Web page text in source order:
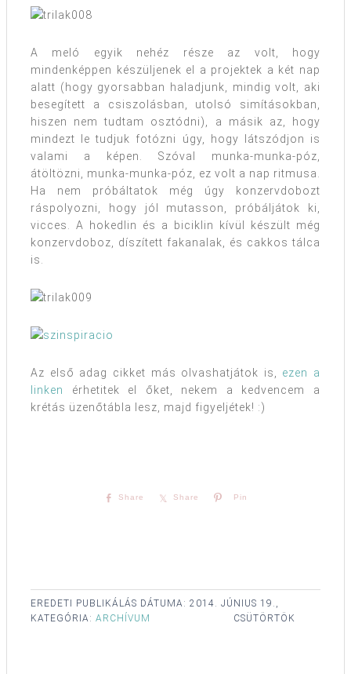
A meló egyik nehéz része az volt, hogy
mindenképpen készüljenek el a projektek a két nap
alatt (hogy gyorsabban haladjunk, mindig volt, aki
besegített a csiszolásban, utolsó simításokban,
hiszen nem tudtam osztódni), a másik az, hogy
mindezt le tudjuk fotózni úgy, hogy látszódjon is
valami a képen. Szóval munka-munka-póz,
átöltözni, munka-munka-póz, ez volt a nap ritmusa.
Ha nem próbáltatok még úgy konzervdobozt
ráspolyozni, hogy jól mutasson, próbáljátok ki,
vicces. A hokedlin és a biciklin kívül készült még
konzervdoboz, díszített fakanalak, és cakkos tálca
is.
Az első adag cikket más olvashatjátok is, ezen a
linken
érhetitek el őket, nekem a kedvencem a
krétás üzenőtábla lesz, majd figyeljétek! :)
Share Share Pin
EREDETI PUBLIKÁLÁS DÁTUMA: 2014. JÚNIUS 19.,
CSÜTÖRTÖK
KATEGÓRIA: ARCHÍVUM